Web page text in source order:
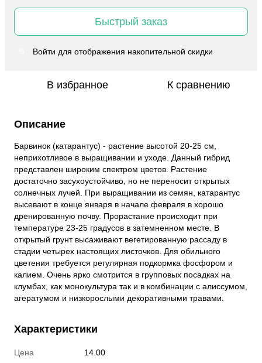
Быстрый заказ
Войти для отображения накопительной скидки
В избранное К сравнению
Описание
Барвинок (катарантус) - растение высотой 20-25 см,
неприхотливое в выращивании и уходе. Данный гибрид
представлен широким спектром цветов. Растение
достаточно засухоустойчиво, но не переносит открытых
солнечных лучей. При выращивании из семян, катарантус
высевают в конце января в начале февраля в хорошо
дренированную почву. Прорастание происходит при
температуре 23-25 градусов в затемненном месте. В
открытый грунт высаживают вегетированную рассаду в
стадии четырех настоящих листочков. Для обильного
цветения требуется регулярная подкормка фосфором и
калием. Очень ярко смотрится в групповых посадках на
клумбах, как монокультура так и в комбинации с алиссумом,
агератумом и низкорослыми декоративными травами.
Характеристики
Цена
14.00